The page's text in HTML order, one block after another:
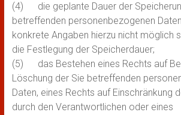
(4) die geplante Dauer der
betreffenden personenbezogenen
konkrete Angaben hierzu nicht möglich
die Festlegung der Speicherdauer;
(5) das Bestehen eines Rechts auf
Löschung der Sie betreffenden
Daten, eines Rechts auf Einschränkung
durch den Verantwortlichen oder eines